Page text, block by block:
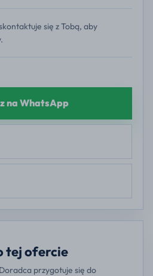
się z Tobą, aby
na WhatsApp
tej ofercie
przygotuje się do